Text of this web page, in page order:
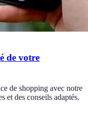
de votre
de shopping avec notre
et des conseils adaptés.